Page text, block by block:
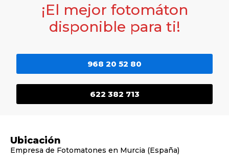
¡El mejor fotomáton
disponible para ti!
622 382 713
968 20 52 80
Ubicación
Empresa de Fotomatones en Murcia (España)